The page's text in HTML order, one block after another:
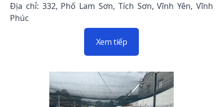
Địa chỉ: 332, Phố Lam Sơn, Tích Sơn, Vĩnh Yên, Vĩnh
Phúc
Xem tiếp